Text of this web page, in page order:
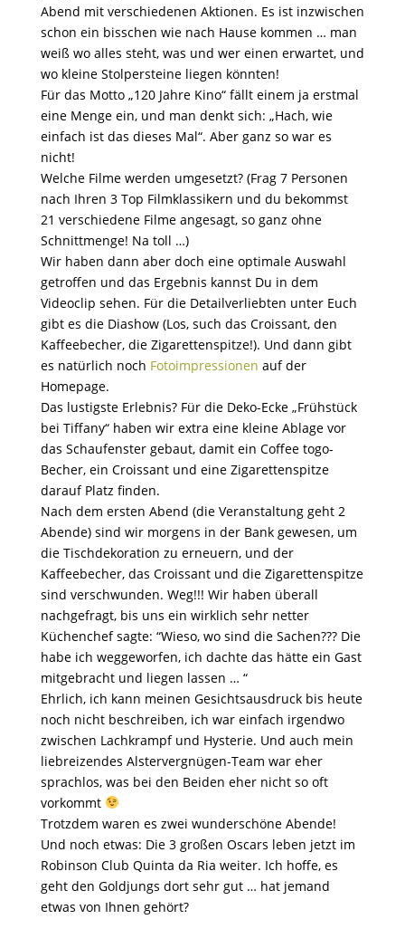
Abend mit verschiedenen Aktionen. Es ist inzwischen
schon ein bisschen wie nach Hause kommen … man
weiß wo alles steht, was und wer einen erwartet, und
wo kleine Stolpersteine liegen könnten!
Für das Motto „120 Jahre Kino“ fällt einem ja erstmal
eine Menge ein, und man denkt sich: „Hach, wie
einfach ist das dieses Mal“. Aber ganz so war es
nicht!
Welche Filme werden umgesetzt? (Frag 7 Personen
nach Ihren 3 Top Filmklassikern und du bekommst
21 verschiedene Filme angesagt, so ganz ohne
Schnittmenge! Na toll …)
Wir haben dann aber doch eine optimale Auswahl
getroffen und das Ergebnis kannst Du in dem
Videoclip sehen. Für die Detailverliebten unter Euch
gibt es die Diashow (Los, such das Croissant, den
Kaffeebecher, die Zigarettenspitze!). Und dann gibt
es natürlich noch Fotoimpressionen auf der
Homepage.
Das lustigste Erlebnis? Für die Deko-Ecke „Frühstück
bei Tiffany“ haben wir extra eine kleine Ablage vor
das Schaufenster gebaut, damit ein Coffee togo-
Becher, ein Croissant und eine Zigarettenspitze
darauf Platz finden.
Nach dem ersten Abend (die Veranstaltung geht 2
Abende) sind wir morgens in der Bank gewesen, um
die Tischdekoration zu erneuern, und der
Kaffeebecher, das Croissant und die Zigarettenspitze
sind verschwunden. Weg!!! Wir haben überall
nachgefragt, bis uns ein wirklich sehr netter
Küchenchef sagte: “Wieso, wo sind die Sachen??? Die
habe ich weggeworfen, ich dachte das hätte ein Gast
mitgebracht und liegen lassen … “
Ehrlich, ich kann meinen Gesichtsausdruck bis heute
noch nicht beschreiben, ich war einfach irgendwo
zwischen Lachkrampf und Hysterie. Und auch mein
liebreizendes Alstervergnügen-Team war eher
sprachlos, was bei den Beiden eher nicht so oft
vorkommt
Trotzdem waren es zwei wunderschöne Abende!
Und noch etwas: Die 3 großen Oscars leben jetzt im
Robinson Club Quinta da Ria weiter. Ich hoffe, es
geht den Goldjungs dort sehr gut … hat jemand
etwas von Ihnen gehört?